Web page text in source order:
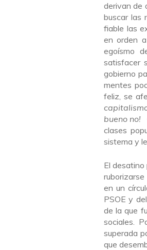
derivan de
buscar las
fiable las
en orden
egoísmo
satisfacer
gobierno
mentes
feliz, se
bueno no!
clases
sistema y
El
en un
PSOE y
de la que
sociales.
superada
que